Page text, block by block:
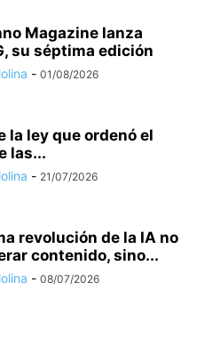
Magazine lanza
su séptima edición
- 01/08/2026
la ley que ordenó el
las...
- 21/07/2026
revolución de la IA no
contenido, sino...
- 08/07/2026